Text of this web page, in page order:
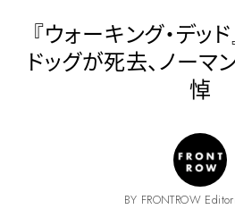
『ウォーキング・デッ
ドッグが死去、ノーマ
悼
BY FRONTROW